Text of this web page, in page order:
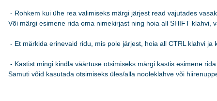
- Rohkem kui ühe rea valimiseks märgi järjest read vajutades
Või märgi esimene rida oma nimekirjast ning hoia all SHIFT klahvi,
- Et märkida erinevaid ridu, mis pole järjest, hoia all CTRL klahvi
- Kastist mingi kindla väärtuse otsimiseks märgi kastis esimene
Samuti võid kasutada otsimiseks üles/alla nooleklahve või